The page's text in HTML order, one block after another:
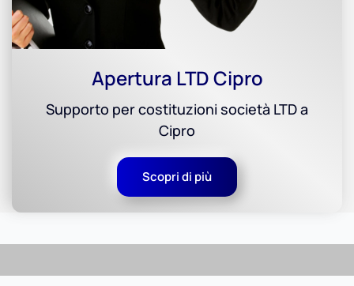
Apertura LTD Cipro
Supporto per costituzioni società LTD a
Cipro
Scopri di più